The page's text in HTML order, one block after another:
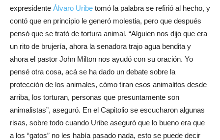
expresidente Álvaro Uribe tomó la palabra se refirió al hecho, y
contó que en principio le generó molestia, pero que después
pensó que se trató de tortura animal. “Alguien nos dijo que era
un rito de brujería, ahora la senadora trajo agua bendita y
ahora el pastor John Milton nos ayudó con su oración. Yo
pensé otra cosa, acá se ha dado un debate sobre la
protección de los animales, cómo tiran esos animalitos desde
arriba, los torturan, personas que presuntamente son
animalistas”, aseguró. En el Capitolio se escucharon algunas
risas, sobre todo cuando Uribe aseguró que lo bueno era que
a los “gatos” no les había pasado nada, esto se puede decir